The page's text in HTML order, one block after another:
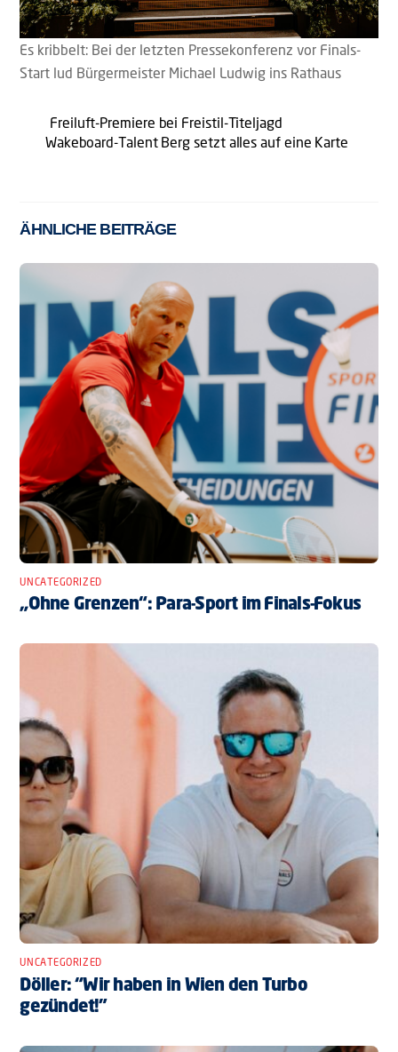
Es kribbelt: Bei der letzten Pressekonferenz vor Finals-
Start lud Bürgermeister Michael Ludwig ins Rathaus
Freiluft-Premiere bei Freistil-Titeljagd
Wakeboard-Talent Berg setzt alles auf eine Karte
ÄHNLICHE BEITRÄGE
UNCATEGORIZED
„Ohne Grenzen“: Para-Sport im Finals-Fokus
UNCATEGORIZED
Döller: “Wir haben in Wien den Turbo
gezündet!”